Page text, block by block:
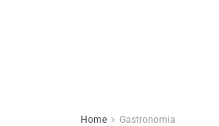
Home Gastronomia